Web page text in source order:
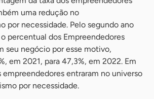
uma redução no
por necessidade. Pelo segundo ano
percentual dos Empreendedores
seu negócio por esse motivo,
em 2021, para 47,3%, em 2022. Em
entraram no universo
por necessidade.